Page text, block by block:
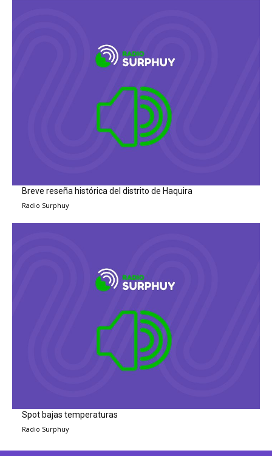
Breve reseña histórica del distrito de Haquira
Radio Surphuy
Spot bajas temperaturas
Radio Surphuy